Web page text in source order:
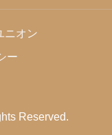
ニオン
ー
Reserved.